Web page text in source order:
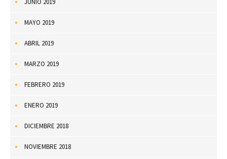
JUNIO 2019
MAYO 2019
ABRIL 2019
MARZO 2019
FEBRERO 2019
ENERO 2019
DICIEMBRE 2018
NOVIEMBRE 2018